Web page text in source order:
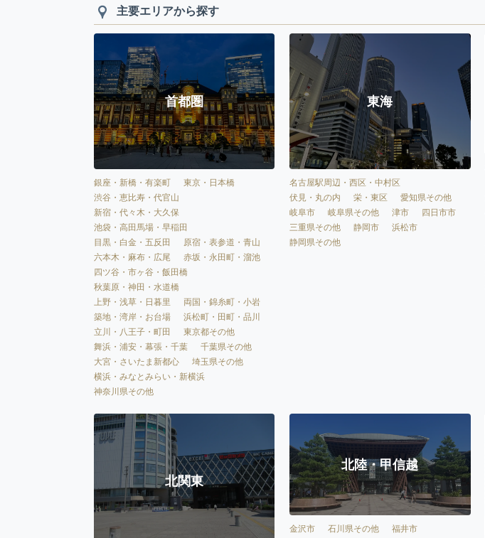
主要エリアから探す
首都圏
銀座・新橋・有楽町
東京・日本橋
渋谷・恵比寿・代官山
新宿・代々木・大久保
池袋・高田馬場・早稲田
目黒・白金・五反田
原宿・表参道・青山
六本木・麻布・広尾
赤坂・永田町・溜池
四ツ谷・市ヶ谷・飯田橋
秋葉原・神田・水道橋
上野・浅草・日暮里
両国・錦糸町・小岩
築地・湾岸・お台場
浜松町・田町・品川
立川・八王子・町田
東京都その他
舞浜・浦安・幕張・千葉
千葉県その他
大宮・さいたま新都心
埼玉県その他
横浜・みなとみらい・新横浜
神奈川県その他
東海
名古屋駅周辺・西区・中村区
伏見・丸の内
栄・東区
愛知県その他
岐阜市
岐阜県その他 津市
四日市市
三重県その他
静岡市
浜松市
静岡県その他
北関東
北陸・甲信越
金沢市 石川県その他
福井市